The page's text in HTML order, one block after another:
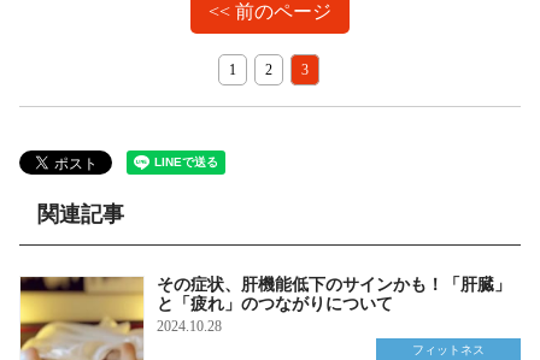
<< 前のページ
1 2 3
関連記事
その症状、肝機能低下のサインかも！「肝臓」
と「疲れ」のつながりについて
2024.10.28
フィットネス